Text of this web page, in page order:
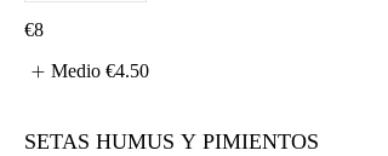
€8
Medio €4.50
SETAS HUMUS Y PIMIENTOS